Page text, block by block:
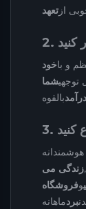
از تعهد
کنید
و باخود
توجهیشما
درآمدبالقوه
کنید
هوشمندانه
,زندگی می
و
بردماهانه